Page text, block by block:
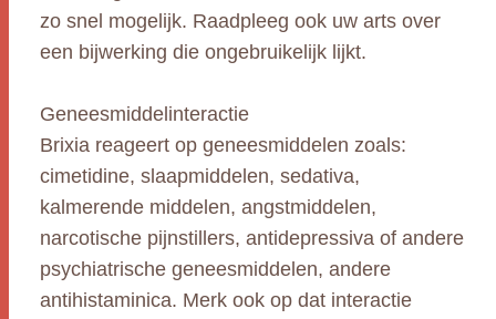
zo snel mogelijk. Raadpleeg ook uw arts over
een bijwerking die ongebruikelijk lijkt.
Geneesmiddelinteractie
Brixia reageert op geneesmiddelen zoals:
cimetidine, slaapmiddelen, sedativa,
kalmerende middelen, angstmiddelen,
narcotische pijnstillers, antidepressiva of andere
psychiatrische geneesmiddelen, andere
antihistaminica. Merk ook op dat interactie